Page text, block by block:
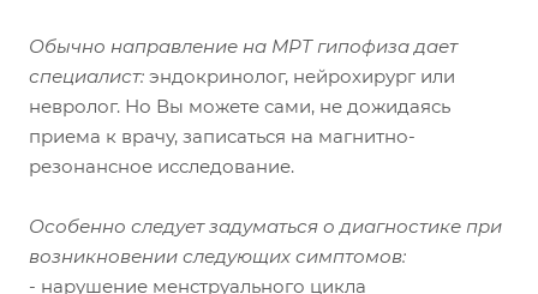
Обычно направление на МРТ гипофиза дает
специалист: эндокринолог, нейрохирург или
невролог. Но Вы можете сами, не дожидаясь
приема к врачу, записаться на магнитно-
резонансное исследование.
Особенно следует задуматься о диагностике при
возникновении следующих симптомов:
- нарушение менструального цикла